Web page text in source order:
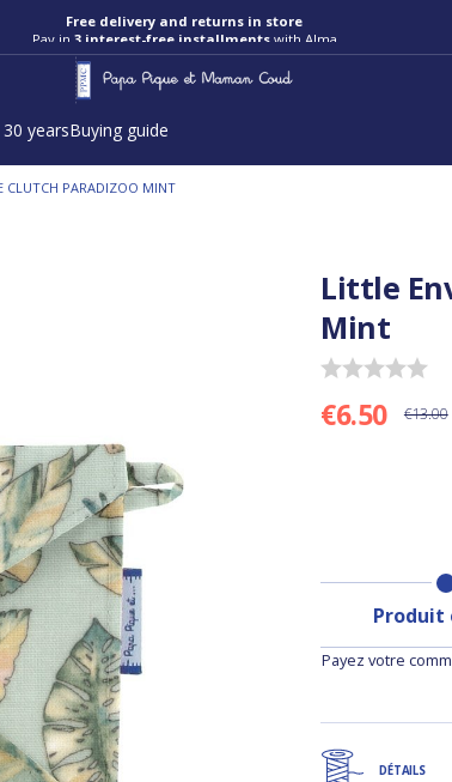
Free delivery and returns in store
Pay in 3 interest-free installmentswith Alma
yearsBuying guide
CLUTCH PARADIZOO MINT
Little
Mint
€6.50 €13.00
Produit
Payez votre
DÉTAILS